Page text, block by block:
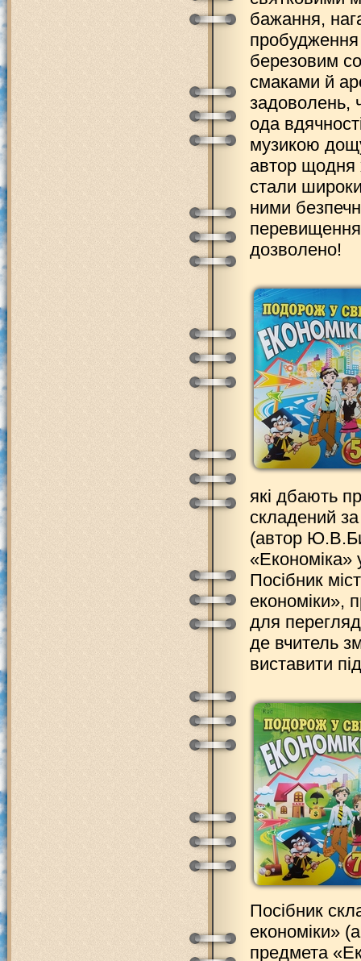
бажання,
пробудження
березовим
смаками й
задоволень,
ода
музикою
автор щодня
стали
ними
дозволено!
які дбають
складений
(автор
«Економіка»
Посібник
економіки»,
для
де вчитель
виставити
Посібник
економіки»
предмета